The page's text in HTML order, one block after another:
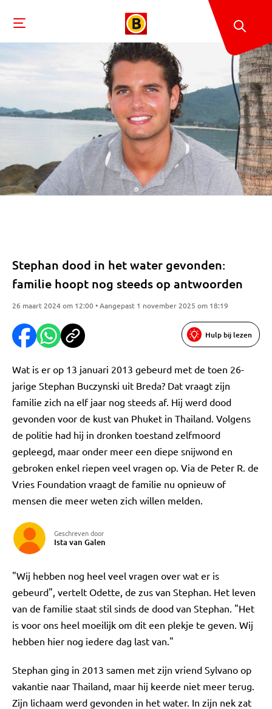
Stephan dood in het water gevonden:
familie hoopt nog steeds op antwoorden
26 maart 2024 om 12:00 • Aangepast 1 november 2025 om 18:19
Hulp bij lezen
Wat is er op 13 januari 2013 gebeurd met de toen 26-
jarige Stephan Buczynski uit Breda? Dat vraagt zijn
familie zich na elf jaar nog steeds af. Hij werd dood
gevonden voor de kust van Phuket in Thailand. Volgens
de politie had hij in dronken toestand zelfmoord
gepleegd, maar onder meer een diepe snijwond en
gebroken enkel riepen veel vragen op. Via de Peter R. de
Vries Foundation vraagt de familie nu opnieuw of
mensen die meer weten zich willen melden.
Geschreven door
Ista van Galen
"Wij hebben nog heel veel vragen over wat er is
gebeurd", vertelt Odette, de zus van Stephan. Het leven
van de familie staat stil sinds de dood van Stephan. "Het
is voor ons heel moeilijk om dit een plekje te geven. Wij
hebben hier nog iedere dag last van."
Stephan ging in 2013 samen met zijn vriend Sylvano op
vakantie naar Thailand, maar hij keerde niet meer terug.
Zijn lichaam werd gevonden in het water. In zijn nek zat